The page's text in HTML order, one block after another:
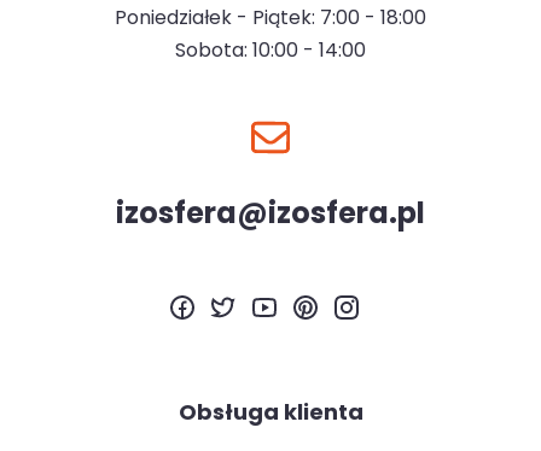
Poniedziałek - Piątek: 7:00 - 18:00
Sobota: 10:00 - 14:00
izosfera@izosfera.pl
Obsługa klienta